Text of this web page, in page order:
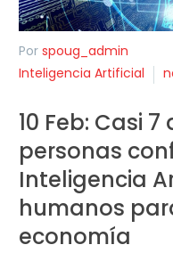
Por spoug_admin
Inteligencia Artificial
10 Feb: Casi 7
personas
Inteligencia
humanos
economía